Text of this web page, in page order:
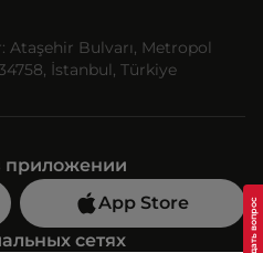
Ataşehir Bulvarı, Metropol
İstanbul, Türkiye
приложении
App Store
сетях